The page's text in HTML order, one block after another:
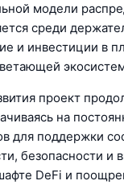
модели
среди
и инвестиции в
проект
на
для поддержки
безопасности и
DeFi и